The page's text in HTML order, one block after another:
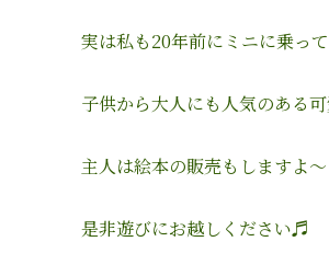
実は私も20年前にミニに乗っ
子供から大人にも人気のある
主人は絵本の販売もしますよ〜
是非遊びにお越しください♬